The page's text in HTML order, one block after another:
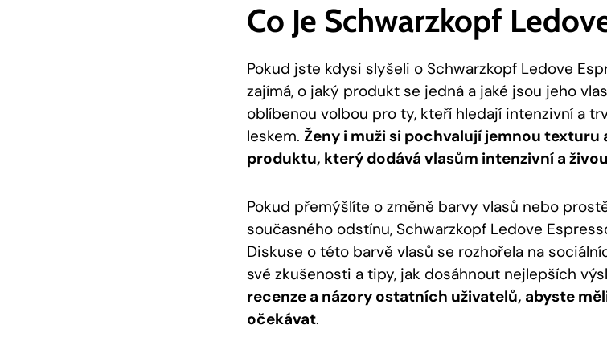
Co‍ Je Schwarzkopf​
Pokud jste kdysi slyšeli⁢ o Schwarzkopf Ledove⁣
zajímá, o ⁢jaký produkt ⁢se ⁢jedná‌ a jaké jsou ⁣jeho
oblíbenou volbou pro ty, kteří hledají intenzivní a
⁢leskem. Ženy i‍ muži si pochvalují jemnou​
produktu, který dodává vlasům intenzivní ‌a
Pokud ⁢přemýšlíte o změně​ barvy vlasů ‍nebo
současného odstínu, Schwarzkopf Ledove
‌Diskuse ‌o této barvě vlasů se rozhořela na
své zkušenosti ⁣a tipy, jak dosáhnout nejlepších
recenze⁢ a názory ostatních ⁢uživatelů, abyste
očekávat.